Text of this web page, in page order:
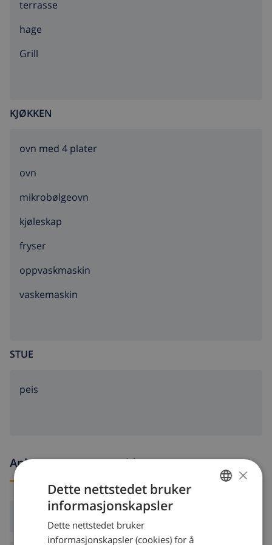
terrasse
hage
grill
KJØKKEN
ovn med 4 plater
ovn
mikrobølgeovn
kjøleskap
fryser
oppvaskmaskin
vaskemaskin
STUE
peis
Ankomst- og avgangstider
Ankomst: Fra 16:00 før 19:00
×
Dette nettstedet bruker
informasjonskapsler
Dette nettstedet bruker
informasjonskapsler (cookies) for å